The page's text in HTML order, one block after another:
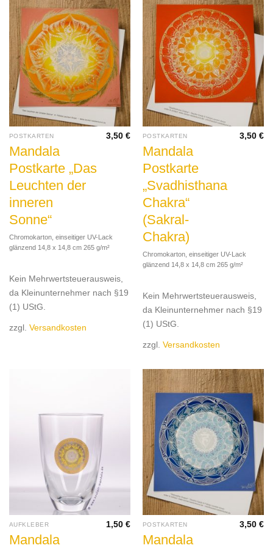
POSTKARTEN
Mandala
Postkarte „Das
Leuchten der
inneren
Sonne“
3,50€
Chromokarton, einseitiger UV-Lack
glänzend 14,8 x 14,8 cm 265 g/m²
Kein Mehrwertsteuerausweis,
da Kleinunternehmer nach §19
(1) UStG.
zzgl. Versandkosten
POSTKARTEN
Mandala
Postkarte
„Svadhisthana
Chakra“
(Sakral-
Chakra)
3,50€
Chromokarton, einseitiger UV-Lack
glänzend 14,8 x 14,8 cm 265 g/m²
Kein Mehrwertsteuerausweis,
da Kleinunternehmer nach §19
(1) UStG.
zzgl. Versandkosten
AUFKLEBER
Mandala
1,50€ POSTKARTEN
Mandala
3,50€